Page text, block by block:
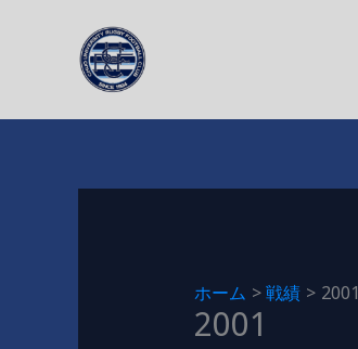
ホーム 戦績 2001
2001